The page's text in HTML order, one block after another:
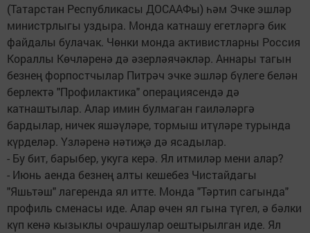
(Татарстан Республикасы ДОСААФы) һәм Эчке эшләр
министрлыгы уздыра. Монда катнашу егетләргә бик
файдалы булачак. Чөнки монда активистларны Россия
Кораллы Көчләренә дә әзерләячәкләр. Аннары тагын
безнең форпостчылар Питрәч эчке эшләр бүлеге белән
берлектә "Профилактика" операциясендә дә
катнаштылар. Алар имин булмаган гаиләләргә
бардылар, ничек яшәүләре, тормыш итүләре турында
күрделәр. Үзләренә нәтиҗә дә ясадылар.
- Бу бит, барыбер, укуга керә. Ял итмиләр мени алар?
- Июнь аенда безнең алты кешебез Чистайдагы
"Яшьтәш" лагеренда ял итте. Монда "Тәртип сагында"
профиль сменасы иде. Алар өчен ял гына түгел, ә бәлки
күп кенә кызыклы очрашулар оештырылган иде. Ял